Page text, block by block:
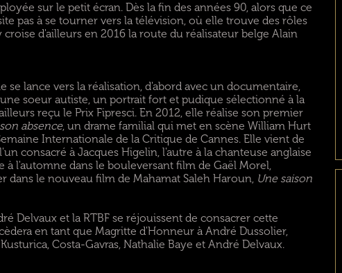
sur le petit écran. Dès la fin des années 90, alors que ce
pas à se tourner vers la télévision, où elle trouve des rôles
d'ailleurs en 2016 la route du réalisateur belge Alain
se lance vers la réalisation, d'abord avec un documentaire,
soeur autiste, un portrait fort et pudique sélectionné à la
reçu le Prix Fipresci. En 2012, elle réalise son premier
absence, un drame familial qui met en scène William Hurt
Internationale de la Critique de Cannes. Elle vient de
consacré à Jacques Higelin, l'autre à la chanteuse anglaise
à l'automne dans le bouleversant film de Gaël Morel,
dans le nouveau film de Mahamat Saleh Haroun, Une saison
Delvaux et la RTBF se réjouissent de consacrer cette
en tant que Magritte d'Honneur à André Dussolier,
Costa-Gavras, Nathalie Baye et André Delvaux.